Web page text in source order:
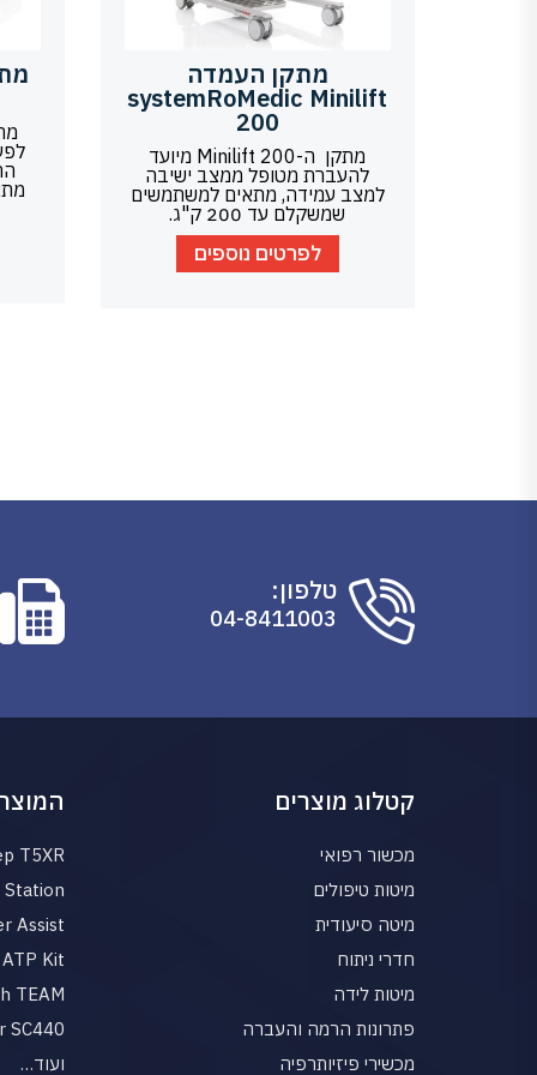
מתקן העמדה
systemRoMedic Minilift
200
מתקן ה-Minilift 200 מיועד
להעברת מטופל ממצב ישיבה
למצב עמידה, מתאים למשתמשים
שמשקלם עד 200 ק"ג.
לפרטים נוספים
טלפון:
04-8411003
קטלוג מוצרים
מכשור רפואי
מיטות טיפולים
מיטה סיעודית
חדרי ניתוח
מיטות לידה
פתרונות הרמה והעברה
מכשירי פיזיותרפיה
T5XR
Station
Assist
Kit
TEAM
SC440
ועוד…